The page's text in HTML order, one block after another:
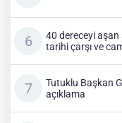
40 dereceyi
tarihi çarşı ve
Tutuklu Başkan
açıklama